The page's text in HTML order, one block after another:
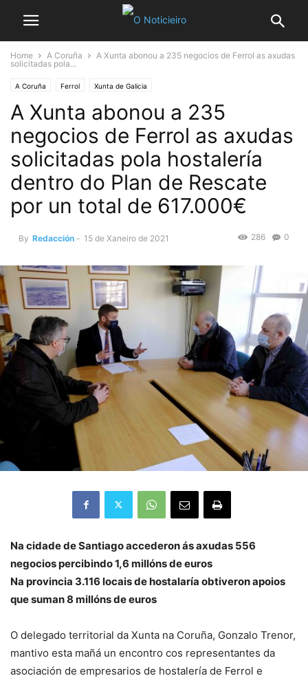
Home A Coruña
A Xunta abonou a 235 negocios de Ferrol as axudas
solicitadas pola...
A Coruña Ferrol Xunta de Galicia
A Xunta abonou a 235
negocios de Ferrol as axudas
solicitadas pola hostalería
dentro do Plan de Rescate
por un total de 617.000€
By Redacción - 15 de Xaneiro de 2021 0
286
Na cidade de Santiago accederon ás axudas 556
negocios percibindo 1,6 millóns de euros
Na provincia 3.116 locais de hostalaría obtiveron apoios
que suman 8 millóns de euros
O delegado territorial da Xunta na Coruña, Gonzalo Trenor,
mantivo esta mañá un encontro cos representantes da
asociación de empresarios de hostalería de Ferrol e